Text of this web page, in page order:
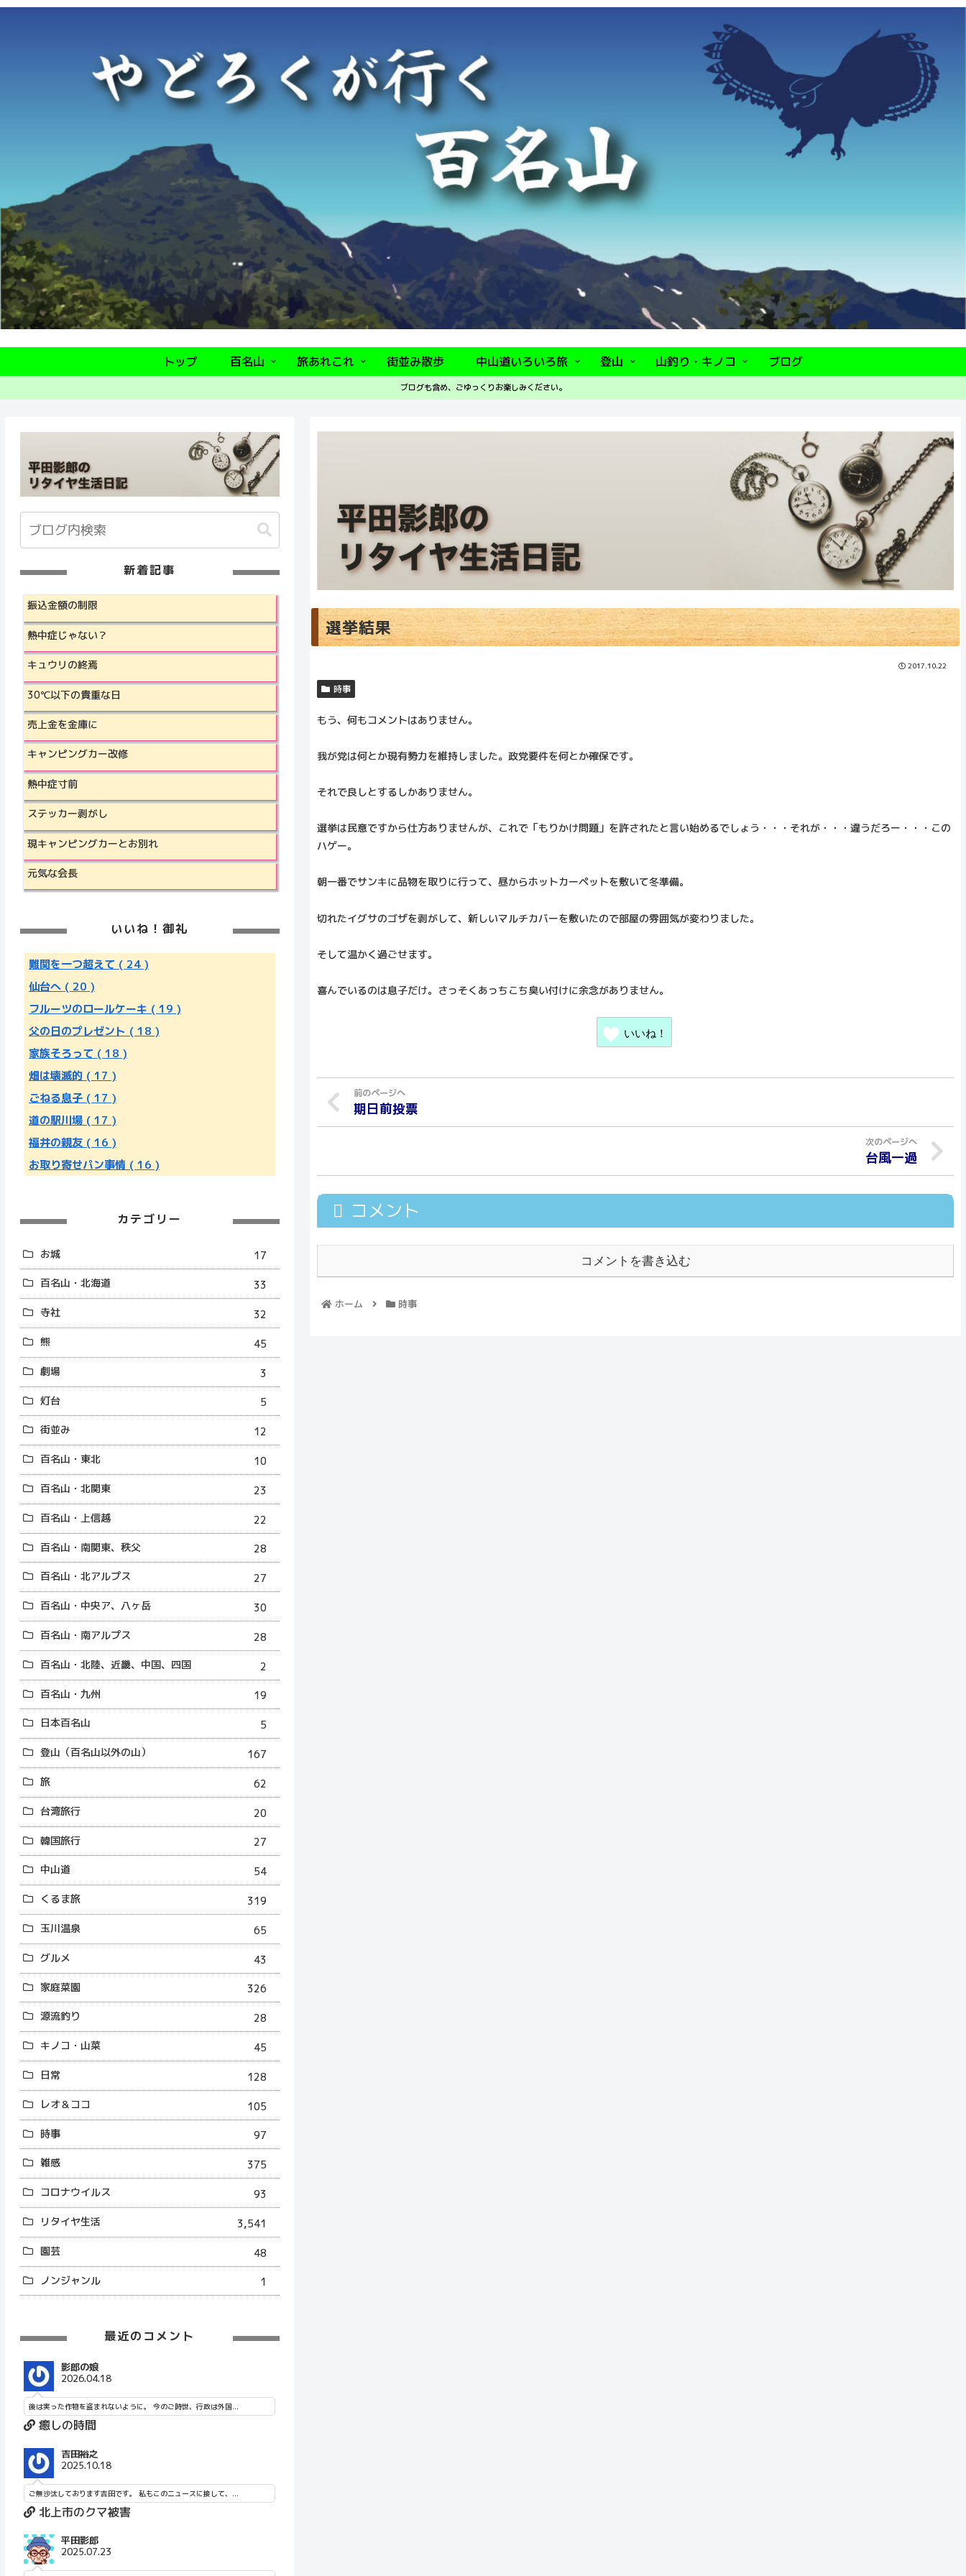
トップ 百名山 旅あれこれ 街並み散歩 中山道いろいろ旅 登山 山釣り・キノコ ブログ
ブログも含め、ごゆっくりお楽しみください。
選挙結果
2017.10.22
時事
もう、何もコメントはありません。
我が党は何とか現有勢力を維持しました。政党要件を何とか確保です。
それで良しとするしかありません。
選挙は民意ですから仕方ありませんが、これで「もりかけ問題」を許されたと言い始めるでしょう・・・それが・・・違うだろー・・・この
ハゲー。
朝一番でサンキに品物を取りに行って、昼からホットカーペットを敷いて冬準備。
切れたイグサのゴザを剥がして、新しいマルチカバーを敷いたので部屋の雰囲気が変わりました。
そして温かく過ごせます。
喜んでいるのは息子だけ。さっそくあっちこち臭い付けに余念がありません。
いいね！
期日前投票
台風一過
コメント
コメントを書き込む
ホーム 時事
新着記事
振込金額の制限
熱中症じゃない？
キュウリの終焉
30℃以下の貴重な日
売上金を金庫に
キャンピングカー改修
熱中症寸前
ステッカー剥がし
現キャンピングカーとお別れ
元気な会長
いいね！御礼
難関を一つ超えて ( 24 )
仙台へ ( 20 )
フルーツのロールケーキ ( 19 )
父の日のプレゼント ( 18 )
家族そろって ( 18 )
畑は壊滅的 ( 17 )
ごねる息子 ( 17 )
道の駅川場 ( 17 )
福井の親友 ( 16 )
お取り寄せパン事情 ( 16 )
カテゴリー
お城
17
百名山・北海道
33
寺社
32
熊
45
劇場
3
灯台
5
街並み
12
百名山・東北
10
百名山・北関東
23
百名山・上信越
22
百名山・南関東、秩父
28
百名山・北アルプス
27
百名山・中央ア、八ヶ岳
30
百名山・南アルプス
28
百名山・北陸、近畿、中国、四国
2
百名山・九州
19
日本百名山
5
登山（百名山以外の山）
167
旅
62
台湾旅行
20
韓国旅行
27
中山道
54
くるま旅
319
玉川温泉
65
グルメ
43
家庭菜園
326
源流釣り
28
キノコ・山菜
45
日常
128
レオ＆ココ
105
時事
97
雑感
375
コロナウイルス
93
リタイヤ生活
3,541
園芸
48
ノンジャンル
1
最近のコメント
影郎の娘
2026.04.18
後は実った作物を盗まれないように。 今のご時世、行政は外国...
癒しの時間
吉田裕之
2025.10.18
ご無沙汰しております吉田です。 私もこのニュースに接して、...
北上市のクマ被害
平田影郎
2025.07.23